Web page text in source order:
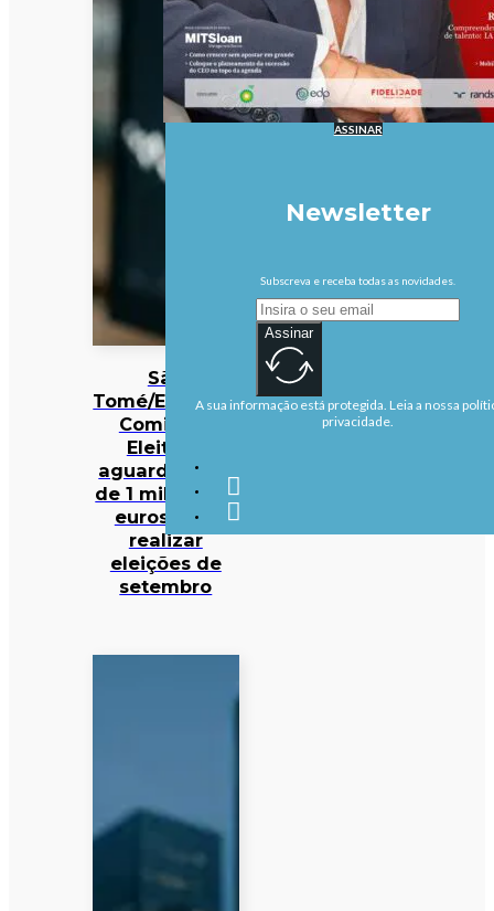
São
Tomé/Eleições:
Comissão
Eleitoral
aguarda mais
de 1 milhão de
euros para
realizar
eleições de
setembro
ASSINAR
Newsletter
Subscreva e receba todas as novidades.
Assinar
A sua informação está protegida. Leia a nossa
privacidade.